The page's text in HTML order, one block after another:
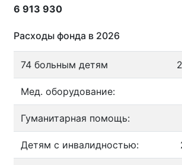
6 913 930
Расходы фонда в 2026
74 больным детям
Мед. оборудование:
Гуманитарная помощь:
Детям с инвалидностью: